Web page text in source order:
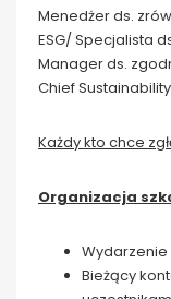
Menedżer ds.
ESG/ Specjalista
Manager ds.
Chief
Każdy kto chce
Organizacja
Bieżący